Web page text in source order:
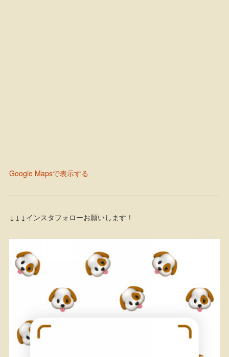
Google Mapsで表示する
↓↓↓インスタフォローお願いします！